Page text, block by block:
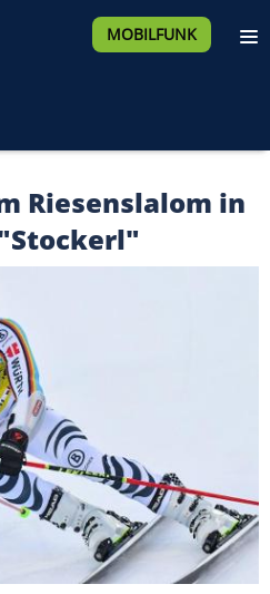
MOBILFUNK
Riesenslalom in